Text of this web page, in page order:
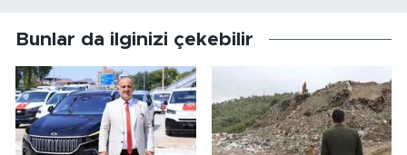
Bunlar da ilginizi çekebilir